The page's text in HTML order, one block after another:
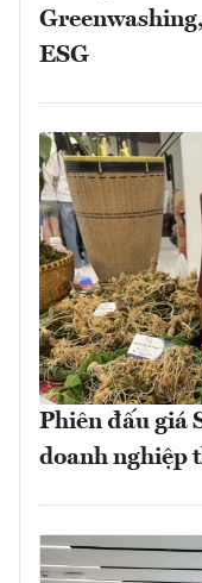
ESG
Phiên đấu giá
doanh nghiệp